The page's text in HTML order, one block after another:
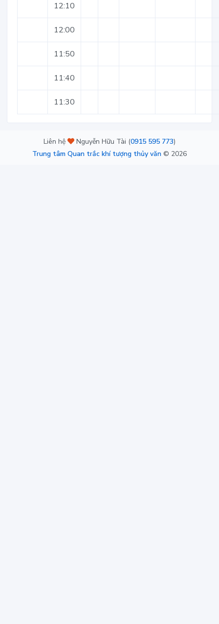
12:10
12:00
11:50
11:40
11:30
Liên hệ Nguyễn Hữu Tài (0915 595 773)
Trung tâm Quan trắc khí tượng thủy văn © 2026